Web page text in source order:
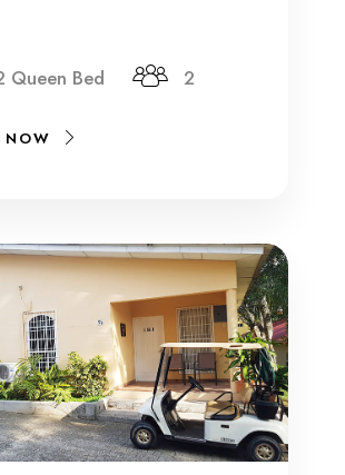
Queen Bed 2
NOW